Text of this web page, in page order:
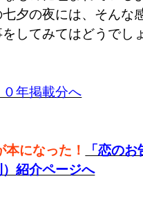
夕の夜には、そんな
してみてはどうでし
０年掲載分へ
本になった！
「恋のお
紹介ページへ